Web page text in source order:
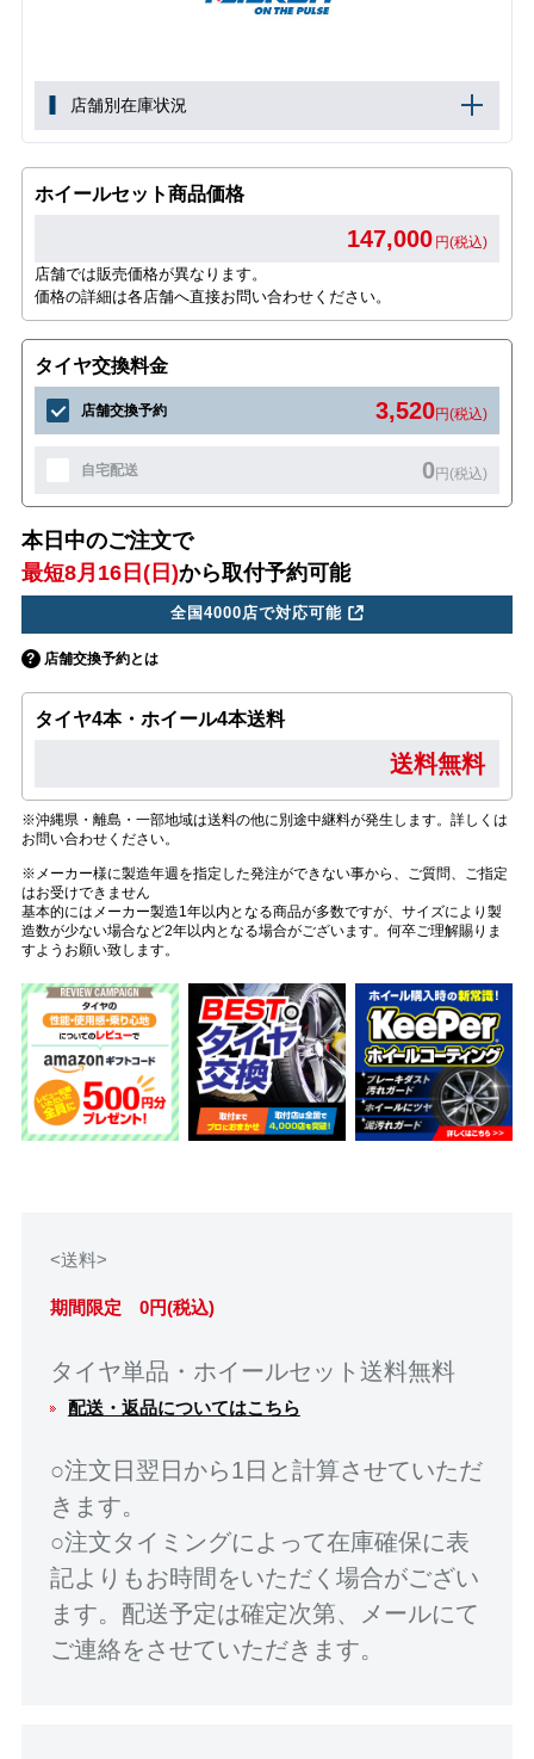
店舗別在庫状況
ホイールセット商品価格
147,000 円(税込)
店舗では販売価格が異なります。
価格の詳細は各店舗へ直接お問い合わせください。
タイヤ交換料金
店舗交換予約 3,520円(税込)
自宅配送 0円(税込)
本日中のご注文で
最短8月16日(日)から取付予約可能
全国4000店で対応可能
店舗交換予約とは
タイヤ4本・ホイール4本送料
送料無料
※沖縄県・離島・一部地域は送料の他に別途中継料が発生します。詳しくは
お問い合わせください。
※メーカー様に製造年週を指定した発注ができない事から、ご質問、ご指定
はお受けできません
基本的にはメーカー製造1年以内となる商品が多数ですが、サイズにより製
造数が少ない場合など2年以内となる場合がございます。何卒ご理解賜りま
すようお願い致します。
<送料>
期間限定 0円(税込)
タイヤ単品・ホイールセット送料無料
配送・返品についてはこちら
○注文日翌日から1日と計算させていただ
きます。
○注文タイミングによって在庫確保に表
記よりもお時間をいただく場合がござい
ます。配送予定は確定次第、メールにて
ご連絡をさせていただきます。